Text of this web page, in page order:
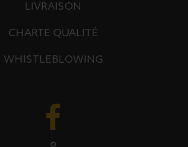
LIVRAISON
CHARTE QUALITÉ
WHISTLEBLOWING